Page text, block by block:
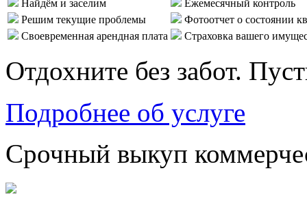
Найдём и заселим
Ежемесячный контроль
Решим текущие проблемы
Фотоотчет о состоянии
Своевременная арендная плата
Страховка вашего
Отдохните без забот.
Подробнее об услуге
Срочный выкуп